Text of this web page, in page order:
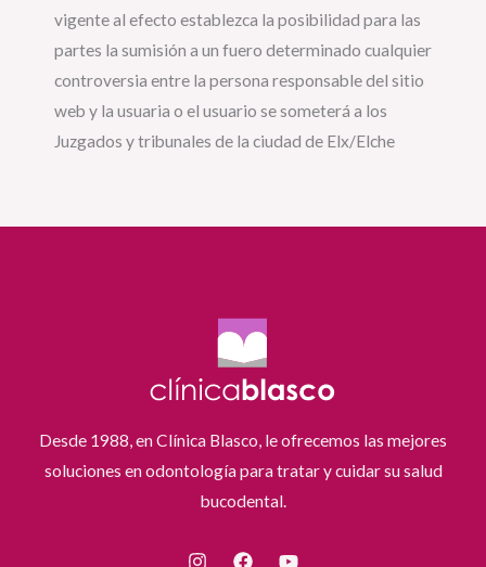
vigente al efecto establezca la posibilidad para las
partes la sumisión a un fuero determinado cualquier
controversia entre la persona responsable del sitio
web y la usuaria o el usuario se someterá a los
Juzgados y tribunales de la ciudad de Elx/Elche
Desde 1988, en Clínica Blasco, le ofrecemos las mejores
soluciones en odontología para tratar y cuidar su salud
bucodental.